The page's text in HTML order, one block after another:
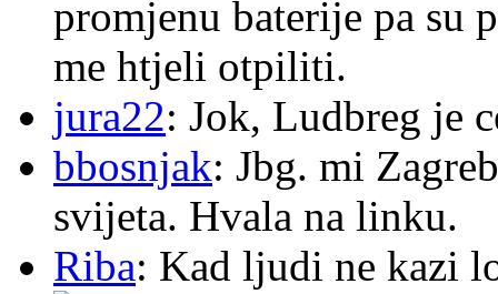
promjenu baterije pa su
me htjeli otpiliti.
jura22: Jok, Ludbreg je
bbosnjak: Jbg. mi
svijeta. Hvala na linku.
Riba: Kad ljudi ne kazi